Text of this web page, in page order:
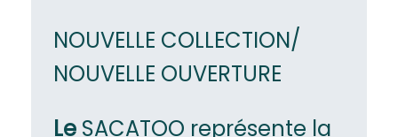
NOUVELLE COLLECTION/
NOUVELLE OUVERTURE
Le SACATOO représente la